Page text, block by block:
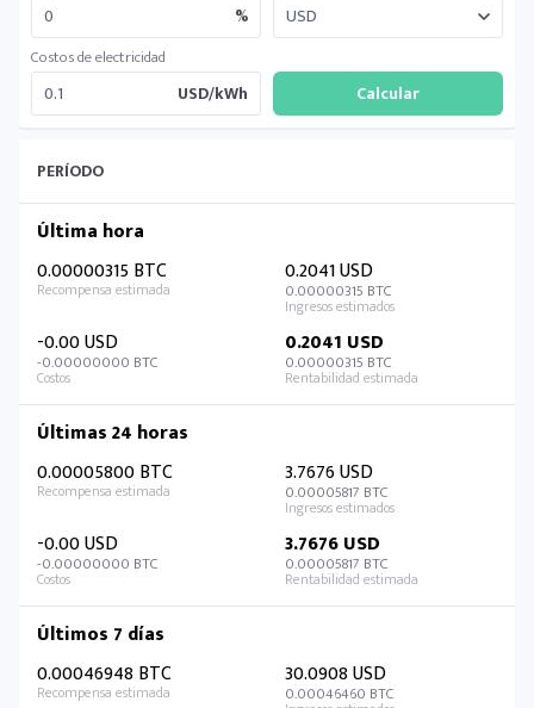
%
Costos de electricidad
USD/kWh
PERÍODO
Última hora
0.00000315 BTC
0.2041 USD
0.00000315 BTC
-0.00 USD
-0.00000000 BTC
0.2041 USD
0.00000315 BTC
Últimas 24 horas
0.00005800 BTC
3.7676 USD
0.00005817 BTC
-0.00 USD
-0.00000000 BTC
3.7676 USD
0.00005817 BTC
Últimos 7 días
0.00046948 BTC
30.0908 USD
0.00046460 BTC